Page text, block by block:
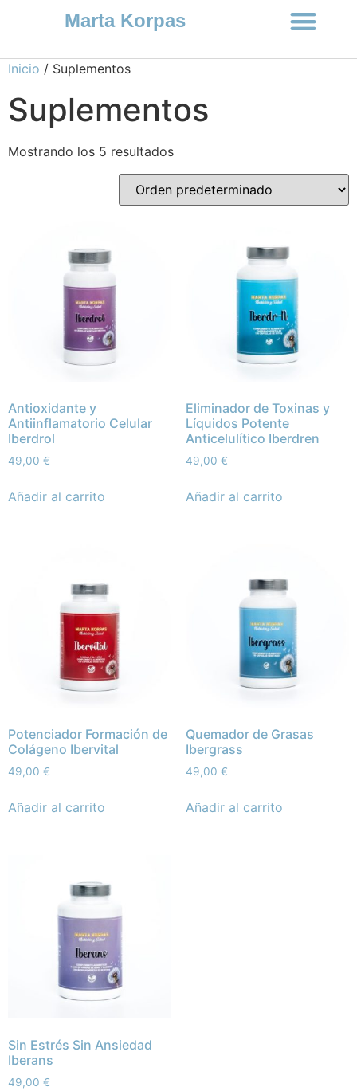
Marta Korpas
Inicio / Suplementos
Suplementos
Mostrando los 5 resultados
Antioxidante y
Antiinflamatorio Celular
Iberdrol
49,00 €
Añadir al carrito
Eliminador de Toxinas y
Líquidos Potente
Anticelulítico Iberdren
49,00 €
Añadir al carrito
Potenciador Formación de
Colágeno Ibervital
49,00 €
Añadir al carrito
Quemador de Grasas
Ibergrass
49,00 €
Añadir al carrito
Sin Estrés Sin Ansiedad
Iberans
49,00 €